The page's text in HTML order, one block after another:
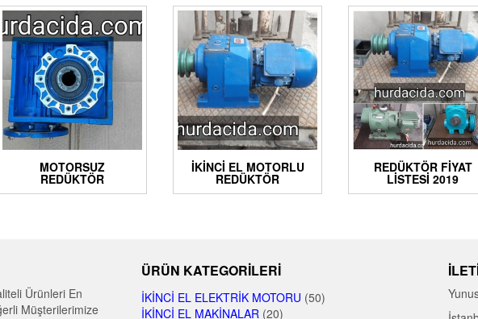
MOTORSUZ
REDÜKTÖR
İKINCI EL MOTORLU
REDÜKTÖR
REDÜKTÖR FIYAT
LISTESI 2019
Ürünleri En
Müşterilerimize
ÜRÜN KATEGORILERI
İKINCI EL ELEKTRIK MOTORU (50)
İKINCI EL MAKINALAR (20)